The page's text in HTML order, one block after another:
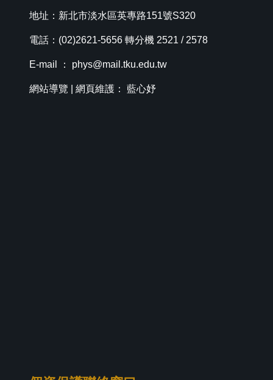
地址：新北市淡水區英專路151號S320
電話：(02)2621-5656 轉分機 2521 / 2578
E-mail ： phys@mail.tku.edu.tw
網站導覽 | 網頁維護： 藍心妤